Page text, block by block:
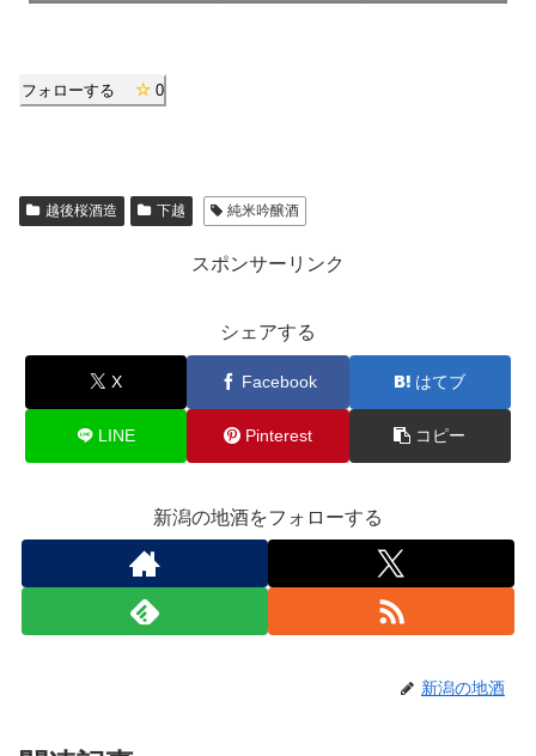
フォローする 0
越後桜酒造 下越 純米吟醸酒
スポンサーリンク
シェアする
X Facebook はてブ
LINE Pinterest コピー
新潟の地酒をフォローする
新潟の地酒